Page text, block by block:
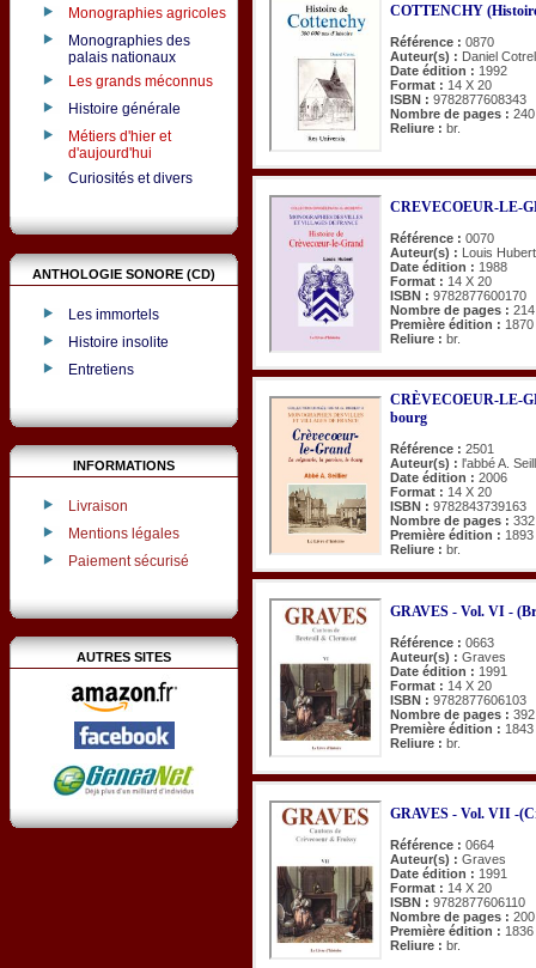
Monographies agricoles
Monographies des
palais nationaux
Les grands méconnus
Histoire générale
Métiers d'hier et
d'aujourd'hui
Curiosités et divers
ANTHOLOGIE SONORE (CD)
Les immortels
Histoire insolite
Entretiens
INFORMATIONS
Livraison
Mentions légales
Paiement sécurisé
AUTRES SITES
COTTENCHY
Référence : 0870
Auteur(s) : Daniel Cotrel
Date édition : 1992
Format : 14 X 20
ISBN : 9782877608343
Nombre de pages : 240
Reliure : br.
CREVECOEUR-LE-
Référence : 0070
Auteur(s) : Louis Hubert
Date édition : 1988
Format : 14 X 20
ISBN : 9782877600170
Nombre de pages : 214
Première édition : 1870
Reliure : br.
CRÈVECOEUR-LE-
bourg
Référence : 2501
Auteur(s) : l'abbé A.
Date édition : 2006
Format : 14 X 20
ISBN : 9782843739163
Nombre de pages : 332
Première édition : 1893
Reliure : br.
GRAVES - Vol. VI -
Référence : 0663
Auteur(s) : Graves
Date édition : 1991
Format : 14 X 20
ISBN : 9782877606103
Nombre de pages : 392
Première édition : 1843
Reliure : br.
GRAVES - Vol. VII -
Référence : 0664
Auteur(s) : Graves
Date édition : 1991
Format : 14 X 20
ISBN : 9782877606110
Nombre de pages : 200
Première édition : 1836
Reliure : br.